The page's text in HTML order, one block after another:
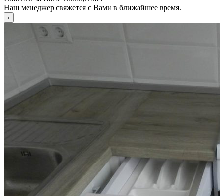
Наш менеджер свяжется с Вами в ближайшее время.